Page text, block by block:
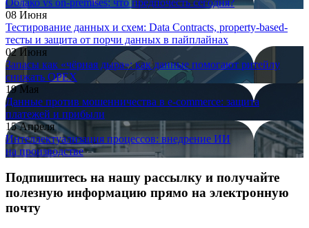
08 Июня
Тестирование данных и схем: Data Contracts, property-based-
тесты и защита от порчи данных в пайплайнах
02 Июня
Запасы как «чёрная дыра»: как данные помогают ритейлу
снижать OPEX
19 Мая
Данные против мошенничества в e-commerce: защита
платежей и прибыли
15 Апреля
Интеллектуализация процессов: внедрение ИИ
на производстве
Подпишитесь на нашу рассылку и получайте
полезную информацию прямо на электронную
почту